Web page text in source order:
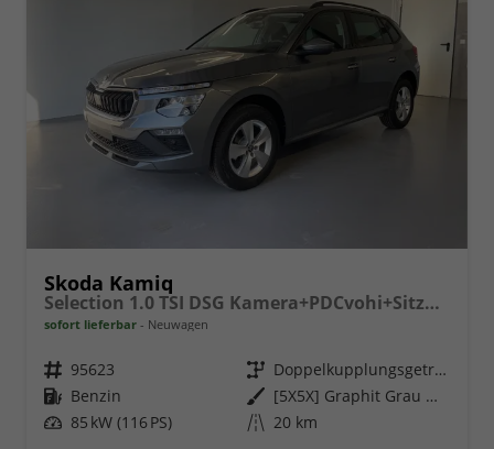
Skoda Kamiq
Selection 1.0 TSI DSG Kamera+PDCvohi+Sitzheizung+AppConnect+Sunset+Alu16
sofort lieferbar Neuwagen
Fahrzeugnr. 95623 Getriebe
Doppelkupplungsgetriebe (DSG)
Kraftstoff Benzin Außenfarbe
[5X5X] Graphit Grau Metallic
Leistung 85 kW (116 PS) Kilometerstand 20 km